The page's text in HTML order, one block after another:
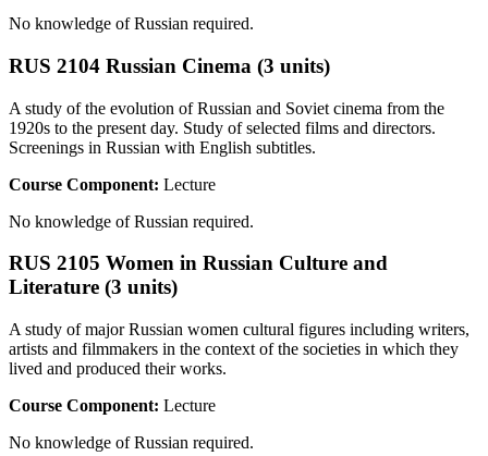
No knowledge of Russian required.
RUS 2104 Russian Cinema (3 units)
A study of the evolution of Russian and Soviet cinema from the
1920s to the present day. Study of selected films and directors.
Screenings in Russian with English subtitles.
Course Component: Lecture
No knowledge of Russian required.
RUS 2105 Women in Russian Culture and
Literature (3 units)
A study of major Russian women cultural figures including writers,
artists and filmmakers in the context of the societies in which they
lived and produced their works.
Course Component: Lecture
No knowledge of Russian required.